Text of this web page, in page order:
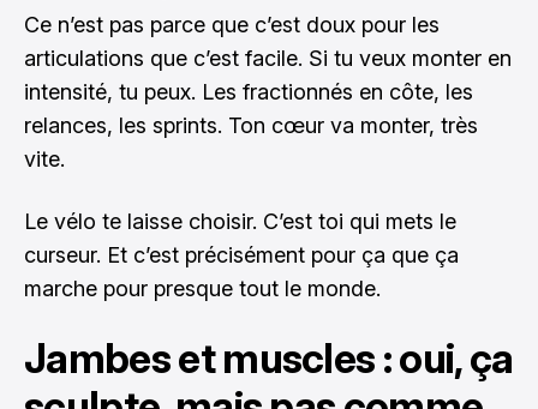
Ce n’est pas parce que c’est doux pour les
articulations que c’est facile. Si tu veux monter en
intensité, tu peux. Les fractionnés en côte, les
relances, les sprints. Ton cœur va monter, très
vite.
Le vélo te laisse choisir. C’est toi qui mets le
curseur. Et c’est précisément pour ça que ça
marche pour presque tout le monde.
Jambes et muscles : oui, ça